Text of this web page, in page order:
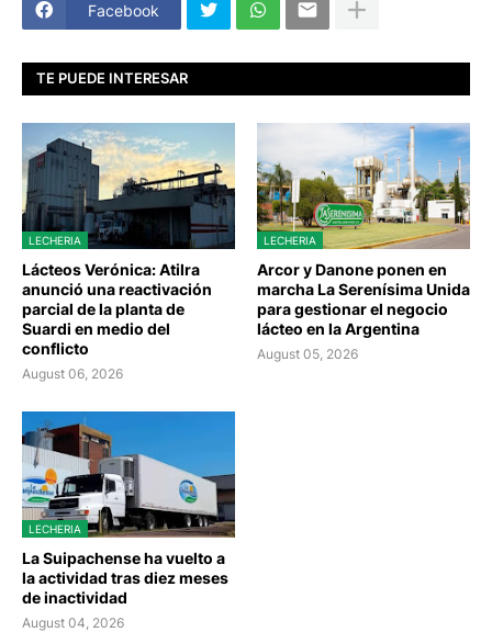
Facebook
TE PUEDE INTERESAR
LECHERIA
Lácteos Verónica: Atilra
anunció una reactivación
parcial de la planta de
Suardi en medio del
conflicto
August 06, 2026
LECHERIA
Arcor y Danone ponen en
marcha La Serenísima Unida
para gestionar el negocio
lácteo en la Argentina
August 05, 2026
LECHERIA
La Suipachense ha vuelto a
la actividad tras diez meses
de inactividad
August 04, 2026